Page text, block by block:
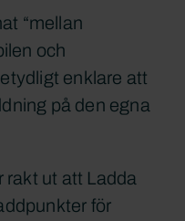
“mellan
och
enklare att
på den egna
rakt ut att Ladda
för